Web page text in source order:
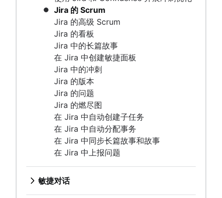
甘特图示例
对于“完成”的定义
待办事项列表梳理
精益流程改进
待办事项列表优化会议
Scrum 价值观
工作范围
Scrum 工具
敏捷项目管理工具
工作流自动化软件
敏捷模板
任务跟踪器
工作流自动化
工作流程图
项目路线图
产品运营
产品项目组合管理
人工智能产品管理
增长型产品管理
产品指标
产品发布
功能请求
产品发布
产品发布时间线
产品规划
产品发布会
产品运营模式
产品设计
Product-led growth
Story mapping
Jira 的版本
Jira 的问题
Jira 的燃尽图
在 Jira 中自动创建子任务
在 Jira 中自动分配事务
在 Jira 中同步长篇故事和故事
在 Jira 中上报问题
借助 Jira 开展敏捷沟通
营销敏捷性
敏捷客户研究
大处着眼，小处着手
关于敏捷教练
敏捷教练团队
精益方法
Sprint 待办事项
燃起图
看板原则
看板指标
计划经理与项目经理
甘特图示例
对于“完成”的定义
待办事项列表梳理
精益流程改进
待办事项列表优化会议
Scrum 价值观
工作范围
敏捷项目管理工具
工作流自动化软件
产品管理工具
产品生命周期管理
产品路线图软件
产品发布清单
产品策略
产品工程
产品运营
产品项目组合管理
人工智能产品管理
增长型产品管理
产品指标
产品发布
功能请求
产品发布
产品发布时间线
持续集成
软件开发生命周期
缺陷分类
软件部署
Adaptive software development
Agilent 的敏捷之旅
Jira Advanced Roadmaps
Twitter 如何使用 Jira
Jira 的 Scrum
Jira 的高级 Scrum
Jira 的看板
Jira 中的长篇故事
在 Jira 中创建敏捷面板
Jira 中的冲刺
Jira 的版本
Jira 的问题
Jira 的燃尽图
在 Jira 中自动创建子任务
在 Jira 中自动分配事务
在 Jira 中同步长篇故事和故事
在 Jira 中上报问题
敏捷对话
借助 Jira 开展敏捷沟通